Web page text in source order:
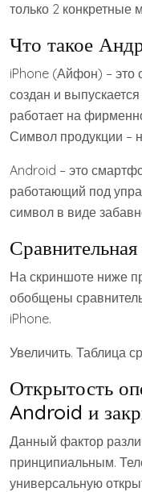
только 2 конкретные
Что такое
iPhone (Айфон) – это
создан и
работает на
Символ продукции –
Android – это
работающий под
символ в виде
На скриншоте ниже
обобщены
iPhone.
Увеличить. Таблица
Открытость
Android и
Данный фактор
принципиальным.
универсальную